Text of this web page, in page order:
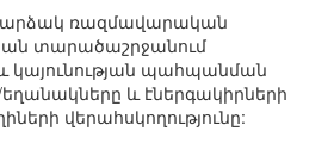
ռազմավարական
տարածաշրջանում
կայունության պահպանման
և էներգակիրների
վերահսկողությունը: